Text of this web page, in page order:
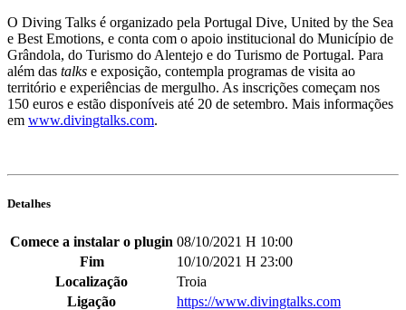
O Diving Talks é organizado pela Portugal Dive, United by the Sea
e Best Emotions, e conta com o apoio institucional do Município de
Grândola, do Turismo do Alentejo e do Turismo de Portugal. Para
além das talks e exposição, contempla programas de visita ao
território e experiências de mergulho. As inscrições começam nos
150 euros e estão disponíveis até 20 de setembro. Mais informações
em www.divingtalks.com.
Detalhes
Comece a instalar o plugin 08/10/2021 H 10:00
Fim
10/10/2021 H 23:00
Localização
Troia
Ligação
https://www.divingtalks.com